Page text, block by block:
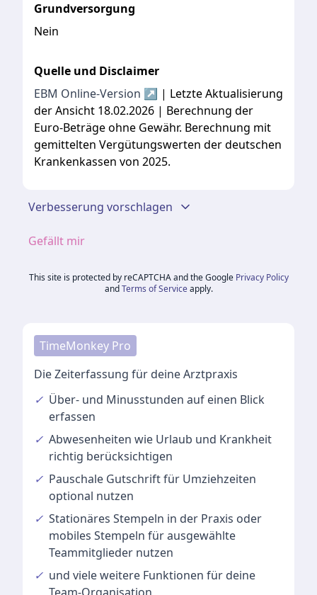
Grundversorgung
Nein
Quelle und Disclaimer
EBM Online-Version ↗ | Letzte Aktualisierung
der Ansicht 18.02.2026 | Berechnung der
Euro-Beträge ohne Gewähr. Berechnung mit
gemittelten Vergütungswerten der deutschen
Krankenkassen von 2025.
Verbesserung vorschlagen
Gefällt mir
This site is protected by reCAPTCHA and the Google Privacy Policy
and Terms of Service apply.
TimeMonkey Pro
Die Zeiterfassung für deine Arztpraxis
✓ Über- und Minusstunden auf einen Blick
erfassen
✓ Abwesenheiten wie Urlaub und Krankheit
richtig berücksichtigen
✓ Pauschale Gutschriftfür Umziehzeiten
optional nutzen
✓ Stationäres Stempeln in der Praxis oder
mobiles Stempeln für ausgewählte
Teammitglieder nutzen
✓ und vieleweitere Funktionen für deine